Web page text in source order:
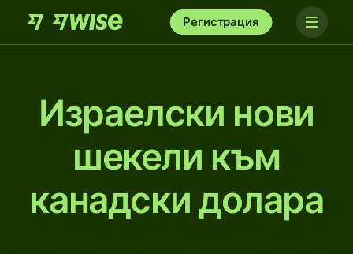
Регистрация
Израелски нови
шекели към
канадски долара